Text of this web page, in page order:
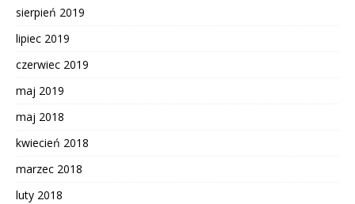
sierpień 2019
lipiec 2019
czerwiec 2019
maj 2019
maj 2018
kwiecień 2018
marzec 2018
luty 2018